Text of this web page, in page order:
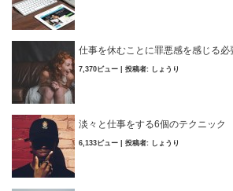
仕事を休むことに罪悪感を感じる
7,370ビュー 投稿者: しょうり
淡々と仕事をする6個のテクニック
6,133ビュー 投稿者: しょうり